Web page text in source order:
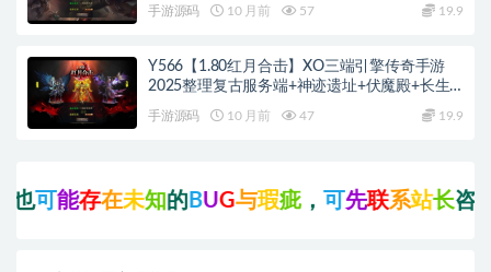
手游源码 10 月前 57 19.9
Y566【1.80红月合击】XO三端引擎传奇手游
2025整理复古服务端+神迹遗址+伏魔殿+长生
手游源码 10 月前 47 19.9
存在 未知的BUG与瑕疵，可先联 系 站长咨询后再点